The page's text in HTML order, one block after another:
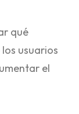
qué
usuarios
el